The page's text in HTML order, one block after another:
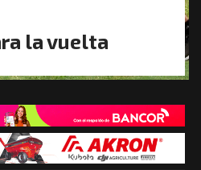
la vuelta